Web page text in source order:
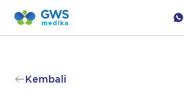
Kembali